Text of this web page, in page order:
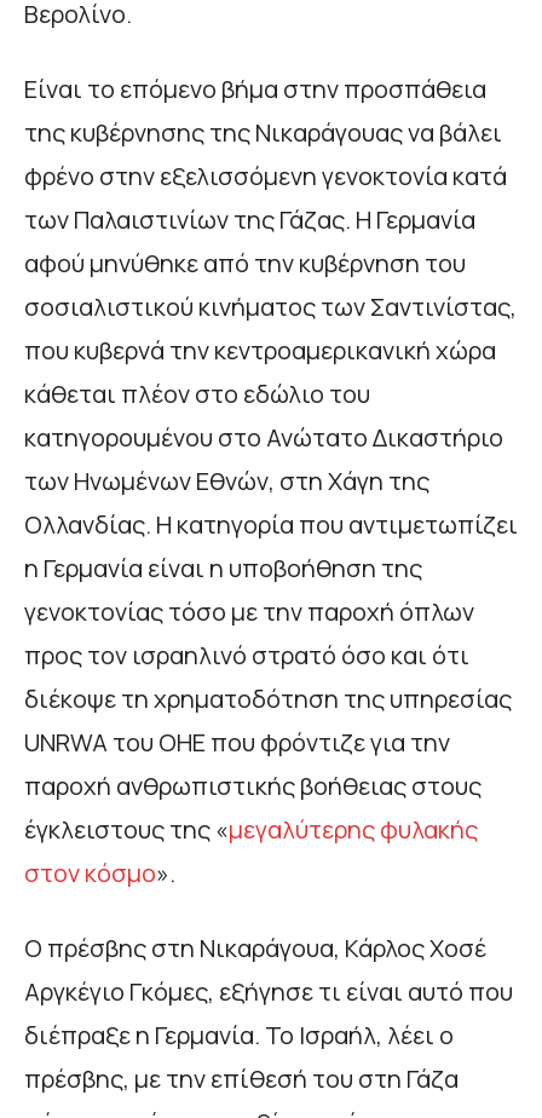
Βερολίνο.
Είναι το επόμενο βήμα στην προσπάθεια
της κυβέρνησης της Νικαράγουας να βάλει
φρένο στην εξελισσόμενη γενοκτονία κατά
των Παλαιστινίων της Γάζας. Η Γερμανία
αφού μηνύθηκε από την κυβέρνηση του
σοσιαλιστικού κινήματος των Σαντινίστας,
που κυβερνά την κεντροαμερικανική χώρα
κάθεται πλέον στο εδώλιο του
κατηγορουμένου στο Ανώτατο Δικαστήριο
των Ηνωμένων Εθνών, στη Χάγη της
Ολλανδίας. Η κατηγορία που αντιμετωπίζει
η Γερμανία είναι η υποβοήθηση της
γενοκτονίας τόσο με την παροχή όπλων
προς τον ισραηλινό στρατό όσο και ότι
διέκοψε τη χρηματοδότηση της υπηρεσίας
UNRWA του ΟΗΕ που φρόντιζε για την
παροχή ανθρωπιστικής βοήθειας στους
έγκλειστους της «μεγαλύτερης φυλακής
στον κόσμο».
Ο πρέσβης στη Νικαράγουα, Κάρλος Χοσέ
Αργκέγιο Γκόμες, εξήγησε τι είναι αυτό που
διέπραξε η Γερμανία. Το Ισραήλ, λέει ο
πρέσβης, με την επίθεσή του στη Γάζα